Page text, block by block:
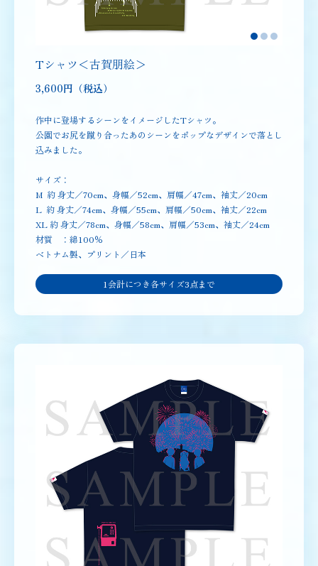
Tシャツ＜古賀朋絵＞
3,600円（税込）
作中に登場するシーンをイメージしたTシャツ。
公園でお尻を蹴り合ったあのシーンをポップなデザインで落とし
込みました。
サイズ：
M 約 身丈／70cm、身幅／52cm、肩幅／47cm、袖丈／20cm
L 約 身丈／74cm、身幅／55cm、肩幅／50cm、袖丈／22cm
XL 約 身丈／78cm、身幅／58cm、肩幅／53cm、袖丈／24cm
材質 ：綿100％
ベトナム製、プリント／日本
1会計につき各サイズ3点まで